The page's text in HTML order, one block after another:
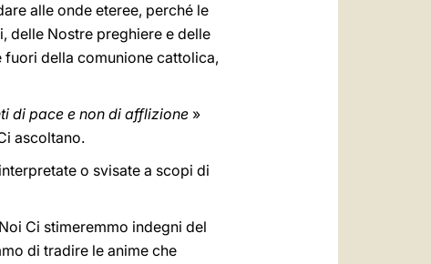
alle onde eteree, perché le
delle Nostre preghiere e delle
della comunione cattolica,
di pace e non di afflizione »
ascoltano.
o svisate a scopi di
Ci stimeremmo indegni del
di tradire le anime che